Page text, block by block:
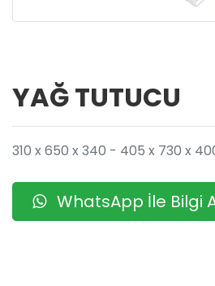
YAĞ TUTUCU
310 x 650 x 340 - 405 x 730 x
WhatsApp İle Bilgi